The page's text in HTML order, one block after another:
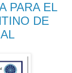
PARA EL
DE